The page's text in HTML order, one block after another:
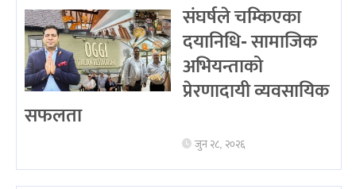
संघर्षले चम्किएका
दयानिधि- सामाजिक
अभियन्ताको
प्रेरणादायी व्यवसायिक
सफलता
जुन २८, २०२६